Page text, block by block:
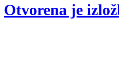
Otvorena je